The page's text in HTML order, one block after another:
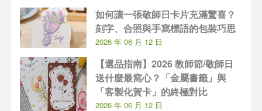
如何讓一張敬師日卡片充滿驚喜？
刻字、合照與手寫標語的包裝巧思
2026 年 06 月 12 日
【選品指南】2026 教師節/敬師日
送什麼最窩心？「金屬書籤」與
「客製化賀卡」的終極對比
2026 年 06 月 12 日